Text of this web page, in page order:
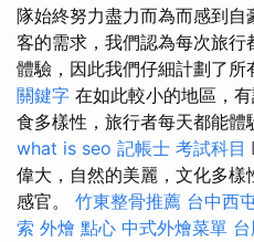
隊始終努力盡力而為而感到自
客的需求，我們認為每次旅
體驗，因此我們仔細計劃了所
關鍵字 在如此較小的地區，
食多樣性，旅行者每天都能體
what is seo 記帳士 考試科目
偉大，自然的美麗，文化多
感官。 竹東整骨推薦 台中西
索 外燴 點心 中式外燴菜單